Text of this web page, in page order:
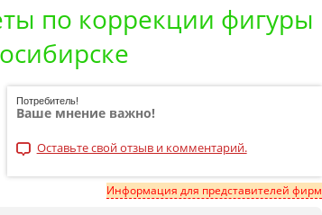
по коррекции фигуры
Потребитель!
Ваше мнение важно!
Оставьте свой отзыв и комментарий.
Информация для представителей фирм